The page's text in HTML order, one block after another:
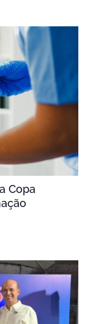
Copa